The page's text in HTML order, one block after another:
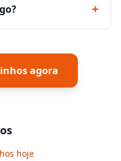
+
agora
hoje